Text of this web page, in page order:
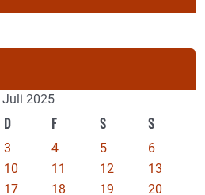
Juli 2025
D F S S
3 4 5
6
10 11 12
13
17 18 19
20